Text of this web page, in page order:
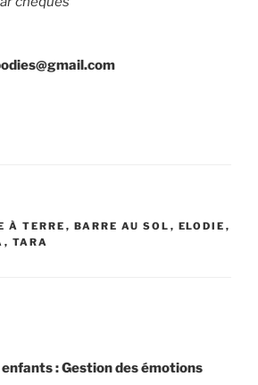
À TERRE , BARRE AU SOL , ELODIE ,
, TARA
: Gestion des émotions